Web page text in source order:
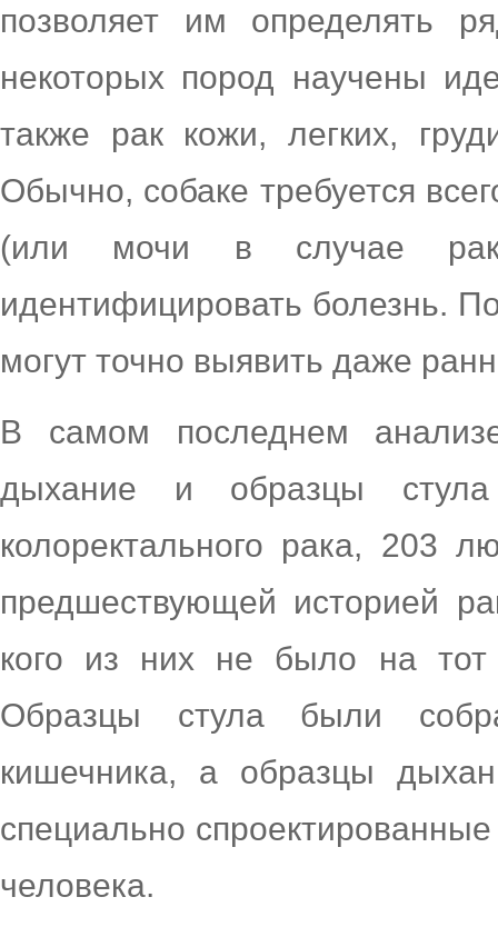
позволяет им определять
некоторых пород научены
также рак кожи, легких,
Обычно, собаке требуется
(или мочи в случае
идентифицировать болезнь.
могут точно выявить даже
В самом последнем
дыхание и образцы
колоректального рака, 203
предшествующей историей
кого из них не было на тот
Образцы стула были
кишечника, а образцы
специально
человека.